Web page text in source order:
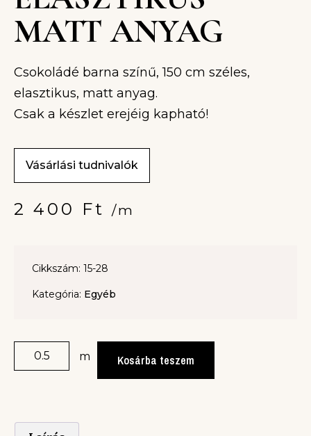
MATT ANYAG
Csokoládé barna színű, 150 cm széles,
elasztikus, matt anyag.
Csak a készlet erejéig kapható!
Vásárlási tudnivalók
2 400 Ft /m
Cikkszám: 15-28
Kategória: Egyéb
m Kosárba teszem